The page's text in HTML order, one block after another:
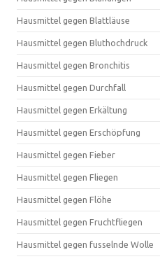
Hausmittel gegen Blattläuse
Hausmittel gegen Bluthochdruck
Hausmittel gegen Bronchitis
Hausmittel gegen Durchfall
Hausmittel gegen Erkältung
Hausmittel gegen Erschöpfung
Hausmittel gegen Fieber
Hausmittel gegen Fliegen
Hausmittel gegen Flöhe
Hausmittel gegen Fruchtfliegen
Hausmittel gegen fusselnde Wolle